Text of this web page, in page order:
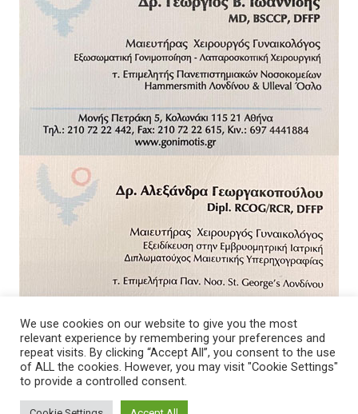
We use cookies on our website to give you the most
relevant experience by remembering your preferences and
repeat visits. By clicking “Accept All”, you consent to the use
of ALL the cookies. However, you may visit "Cookie Settings"
to provide a controlled consent.